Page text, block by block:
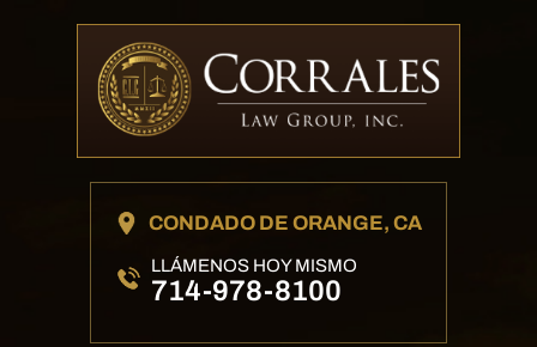
CONDADO DE ORANGE, CA
LLÁMENOS HOY MISMO
714-978-8100